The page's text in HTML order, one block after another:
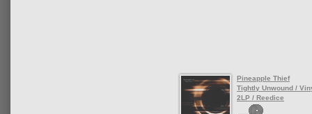
Pineapple Thief
Tightly Unwound /
2LP / Reedice